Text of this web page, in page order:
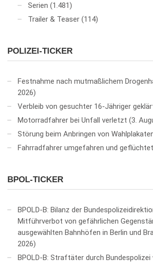
Serien (1.481)
Trailer & Teaser (114)
POLIZEI-TICKER
Festnahme nach mutmaßlichem
2026
Verbleib von gesuchter 16-Jähriger
Motorradfahrer bei Unfall verletzt 3.
Störung beim Anbringen von
Fahrradfahrer umgefahren und geflüchtet
BPOL-TICKER
BPOLD-B: Bilanz der
Mitführverbot von gefährlichen
ausgewählten Bahnhöfen in Berlin und
2026
BPOLD-B: Straftäter durch Bundespolizei